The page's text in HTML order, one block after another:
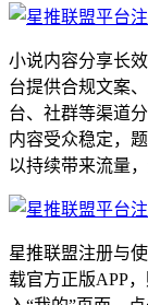
小说内容分享长
台提供合规文案
台、社群等渠道
内容受众稳定，
以持续带来流量
星推联盟注册与
载官方正版APP